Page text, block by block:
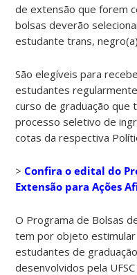
de extensão que forem
bolsas deverão
estudante trans,
São elegíveis para
estudantes
curso de graduação que
processo seletivo de
cotas da respectiva
>Confira o edital do
Extensão para Ações
O Programa de Bolsas
tem por objeto estimular
estudantes de
desenvolvidos pela